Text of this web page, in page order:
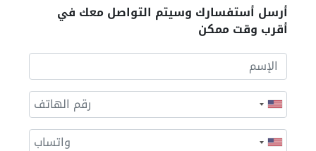
أرسل أستفسارك وسيتم التواصل معك في
أقرب وقت ممكن